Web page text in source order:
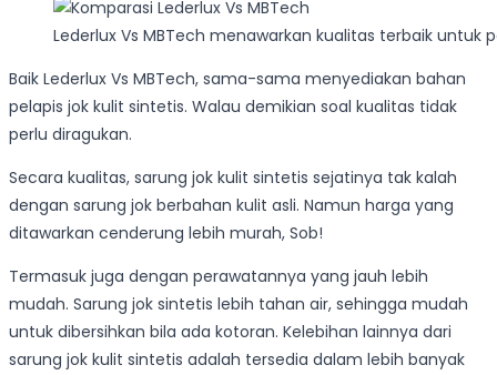
Lederlux Vs MBTech menawarkan kualitas terbaik untuk
Baik Lederlux Vs MBTech, sama-sama menyediakan bahan
pelapis jok kulit sintetis. Walau demikian soal kualitas tidak
perlu diragukan.
Secara kualitas, sarung jok kulit sintetis sejatinya tak kalah
dengan sarung jok berbahan kulit asli. Namun harga yang
ditawarkan cenderung lebih murah, Sob!
Termasuk juga dengan perawatannya yang jauh lebih
mudah. Sarung jok sintetis lebih tahan air, sehingga mudah
untuk dibersihkan bila ada kotoran. Kelebihan lainnya dari
sarung jok kulit sintetis adalah tersedia dalam lebih banyak